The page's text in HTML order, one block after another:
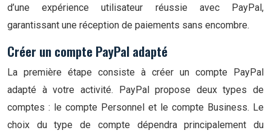
d’une expérience utilisateur réussie avec PayPal,
garantissant une réception de paiements sans encombre.
Créer un compte PayPal adapté
La première étape consiste à créer un compte PayPal
adapté à votre activité. PayPal propose deux types de
comptes : le compte Personnel et le compte Business. Le
choix du type de compte dépendra principalement du